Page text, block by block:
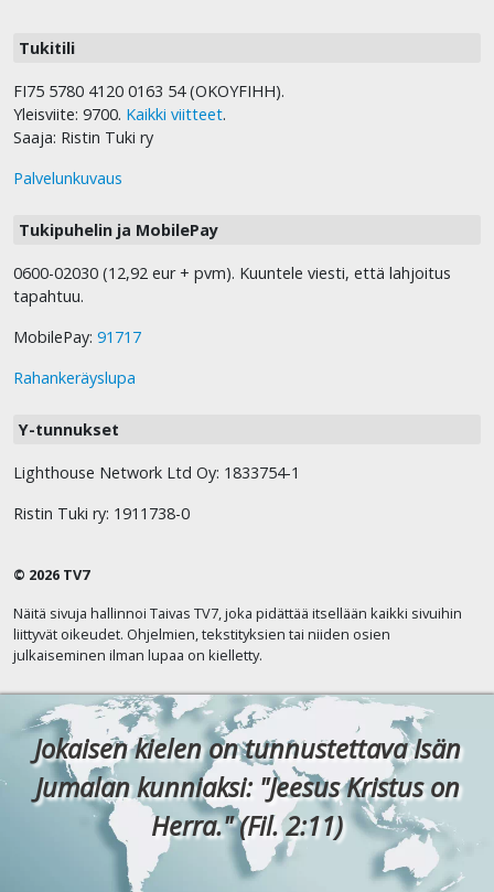
Tukitili
FI75 5780 4120 0163 54 (OKOYFIHH).
Yleisviite: 9700. Kaikki viitteet.
Saaja: Ristin Tuki ry
Palvelunkuvaus
Tukipuhelin ja MobilePay
0600-02030 (12,92 eur + pvm). Kuuntele viesti, että lahjoitus
tapahtuu.
MobilePay: 91717
Rahankeräyslupa
Y-tunnukset
Lighthouse Network Ltd Oy: 1833754-1
Ristin Tuki ry: 1911738-0
© 2026 TV7
Näitä sivuja hallinnoi Taivas TV7, joka pidättää itsellään kaikki sivuihin
liittyvät oikeudet. Ohjelmien, tekstityksien tai niiden osien
julkaiseminen ilman lupaa on kielletty.
Jokaisen kielen on tunnustettava Isän
Jumalan kunniaksi: "Jeesus Kristus on
Herra." (Fil. 2:11)